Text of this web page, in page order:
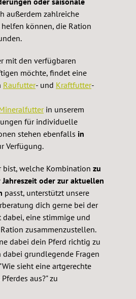
außerdem zahlreiche
können, die Ration
mit den verfügbaren
möchte, findet eine
Raufutter- und Kraftfutter-
in unserem
für individuelle
stehen ebenfalls in
Verfügung.
bist, welche Kombination zu
Jahreszeit oder zur aktuellen
passt, unterstützt unsere
dich gerne bei der
eine stimmige und
zusammenzustellen.
dabei dein Pferd richtig zu
grundlegende Fragen
sieht eine artgerechte
aus?" zu